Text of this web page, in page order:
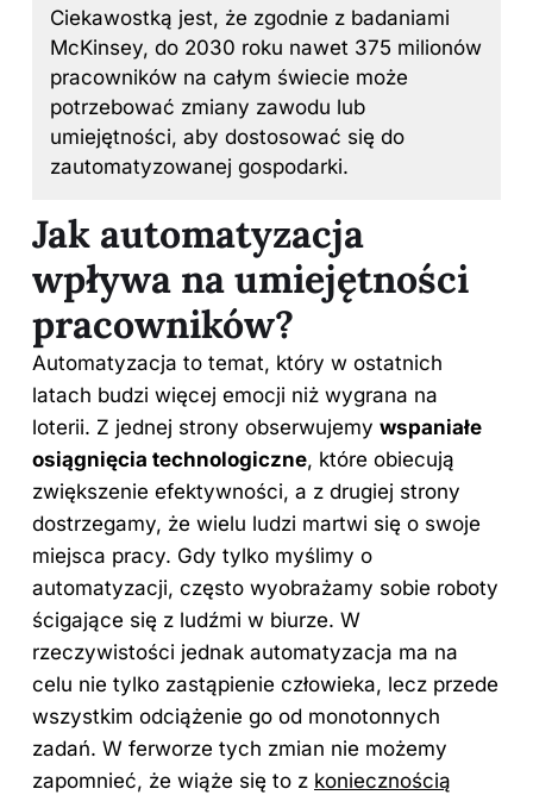
Ciekawostką jest, że zgodnie z badaniami
McKinsey, do 2030 roku nawet 375 milionów
pracowników na całym świecie może
potrzebować zmiany zawodu lub
umiejętności, aby dostosować się do
zautomatyzowanej gospodarki.
Jak automatyzacja
wpływa na umiejętności
pracowników?
Automatyzacja to temat, który w ostatnich
latach budzi więcej emocji niż wygrana na
loterii. Z jednej strony obserwujemy wspaniałe
osiągnięcia technologiczne, które obiecują
zwiększenie efektywności, a z drugiej strony
dostrzegamy, że wielu ludzi martwi się o swoje
miejsca pracy. Gdy tylko myślimy o
automatyzacji, często wyobrażamy sobie roboty
ścigające się z ludźmi w biurze. W
rzeczywistości jednak automatyzacja ma na
celu nie tylko zastąpienie człowieka, lecz przede
wszystkim odciążenie go od monotonnych
zadań. W ferworze tych zmian nie możemy
zapomnieć, że wiąże się to z koniecznością